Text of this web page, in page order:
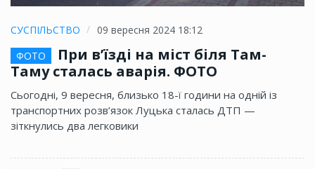
СУСПІЛЬСТВО
09 вересня 2024 18:12
ФОТО
При в’їзді на міст біля Там-
Таму сталась аварія. ФОТО
Сьогодні, 9 вересня, близько 18-ї години на одній із
транспортних розв’язок Луцька сталась ДТП —
зіткнулись два легковики